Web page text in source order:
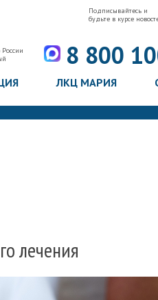
Подписывайтесь и
будьте в курсе
8 800
ЛКЦ МАРИЯ
лечения